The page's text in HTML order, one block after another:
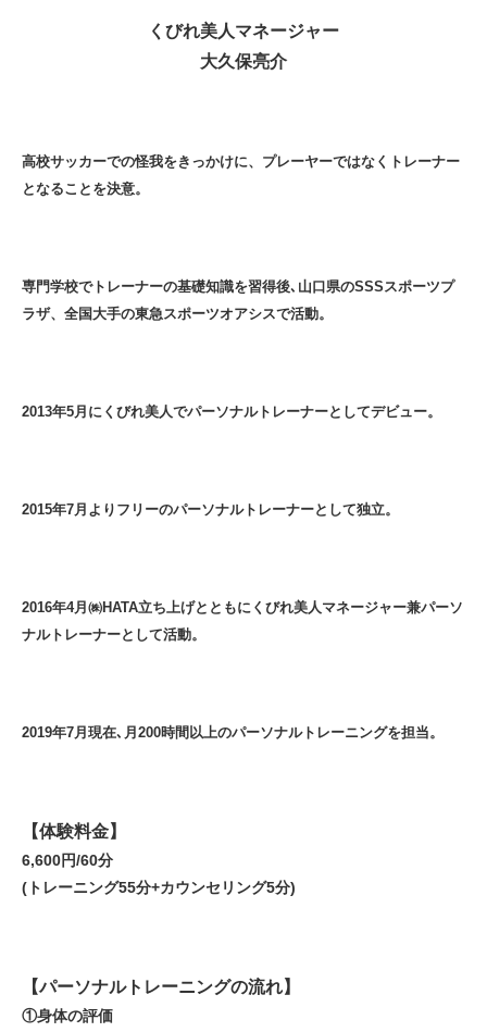
くびれ美人マネージャー
大久保亮介
高校サッカーでの怪我をきっかけに、プレーヤーではなくトレーナー
となることを決意。
専門学校でトレーナーの基礎知識を習得後､山口県のSSSスポーツプ
ラザ、全国大手の東急スポーツオアシスで活動。
2013年5月にくびれ美人でパーソナルトレーナーとしてデビュー。
2015年7月よりフリーのパーソナルトレーナーとして独立。
2016年4月㈱HATA立ち上げとともにくびれ美人マネージャー兼パーソ
ナルトレーナーとして活動。
2019年7月現在､月200時間以上のパーソナルトレーニングを担当。
【体験料金】
6,600円/60分
(トレーニング55分+カウンセリング5分)
【パーソナルトレーニングの流れ】
①身体の評価